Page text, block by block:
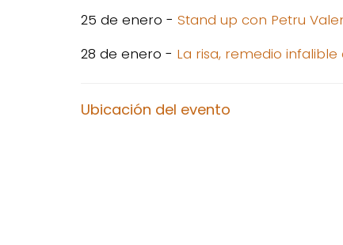
25 de enero - Stand up con Petru
28 de enero - La risa, remedio
Ubicación del evento